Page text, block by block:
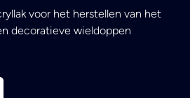
voor het herstellen van het
decoratieve wieldoppen